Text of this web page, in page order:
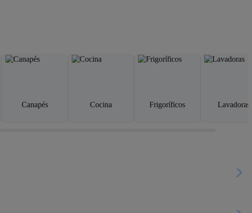
Canapés Cocina Frigoríficos Lavadoras